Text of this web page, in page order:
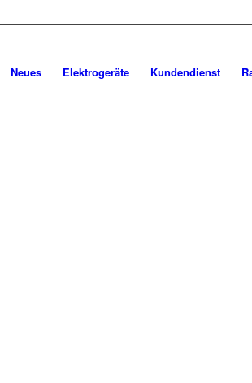
Neues Elektrogeräte Kundendienst